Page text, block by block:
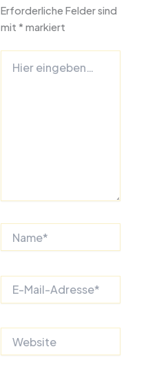
Erforderliche Felder sind
mit * markiert
eingeben…
Mail-